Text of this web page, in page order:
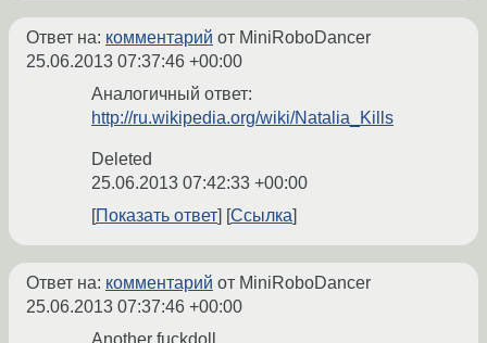
Ответ на: комментарий от MiniRoboDancer
25.06.2013 07:37:46 +00:00
Аналогичный ответ:
http://ru.wikipedia.org/wiki/Natalia_Kills
Deleted
25.06.2013 07:42:33 +00:00
Показать ответ
Ссылка
Ответ на: комментарий от MiniRoboDancer
25.06.2013 07:37:46 +00:00